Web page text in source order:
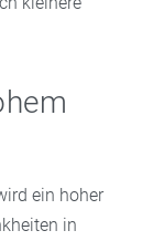
ein hoher
in